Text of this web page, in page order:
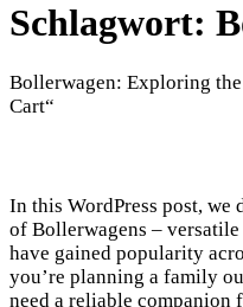
Schlagwort:
Bollerwagen: Exploring
Cart“
In this WordPress post,
of Bollerwagens –
have gained popularity
you’re planning a family
need a reliable companion